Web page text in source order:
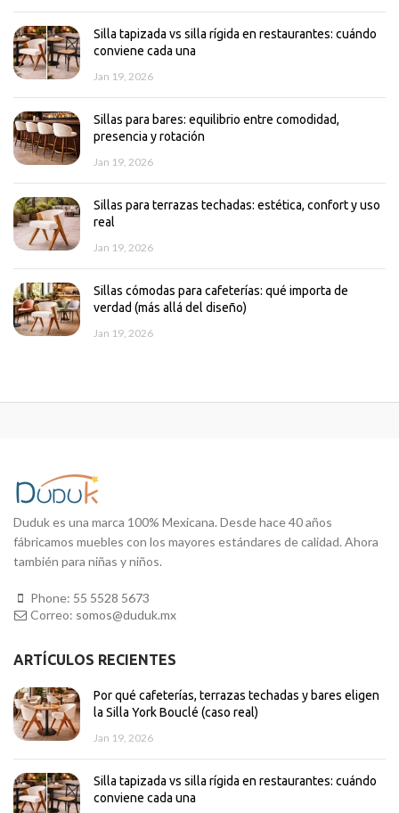
Silla tapizada vs silla rígida en restaurantes: cuándo
conviene cada una
Jan 19, 2026
Sillas para bares: equilibrio entre comodidad,
presencia y rotación
Jan 19, 2026
Sillas para terrazas techadas: estética, confort y uso
real
Jan 19, 2026
Sillas cómodas para cafeterías: qué importa de
verdad (más allá del diseño)
Jan 19, 2026
Duduk es una marca 100% Mexicana. Desde hace 40 años
fábricamos muebles con los mayores estándares de calidad. Ahora
también para niñas y niños.
Phone: 55 5528 5673
Correo: somos@duduk.mx
ARTÍCULOS RECIENTES
Por qué cafeterías, terrazas techadas y bares eligen
la Silla York Bouclé (caso real)
Jan 19, 2026
Silla tapizada vs silla rígida en restaurantes: cuándo
conviene cada una